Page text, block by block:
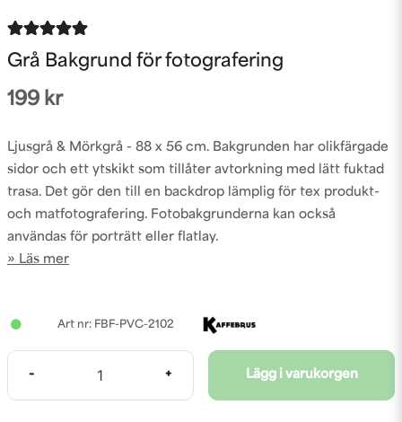
Grå Bakgrund för fotografering
199 kr
Ljusgrå & Mörkgrå - 88 x 56 cm. Bakgrunden har olikfärgade
sidor och ett ytskikt som tillåter avtorkning med lätt fuktad
trasa. Det gör den till en backdrop lämplig för tex produkt-
och matfotografering. Fotobakgrunderna kan också
användas för porträtt eller flatlay.
Läs mer
FBF-PVC-2102
- + Lägg i varukorgen